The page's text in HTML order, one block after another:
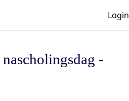
Login
-